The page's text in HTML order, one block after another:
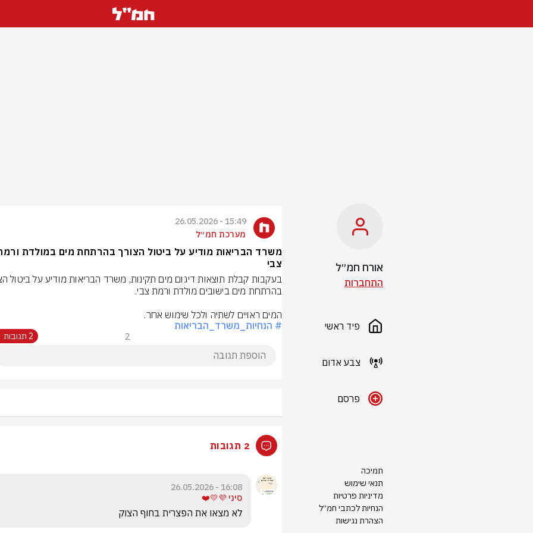
אורח חמ״ל
התחברות
פיד ראשי
צבע אדום
פרסם
תמיכה
תנאי שימוש
מדיניות פרטיות
הנחיות לכתבי חמ״ל
הצהרת נגישות
15:49 - 26.05.2026
מערכת חמ״ל
משרד הבריאות מודיע על ביטול הצורך בהרתחת מים במולדת
צבי
המים ראויים לשתיה ולכל שימוש אחר.
# הנחיות_משרד_הבריאות
2 2 תגובות
2 תגובות
16:08 - 26.05.2026
סיני 💜💛❤️
לא מצאו את הפצרית בחוף הצוק